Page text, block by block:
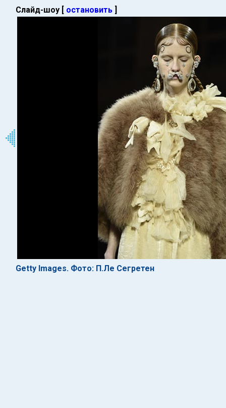
Слайд-шоу [ остановить ]
Getty Images. Фото: П.Ле Сегретен